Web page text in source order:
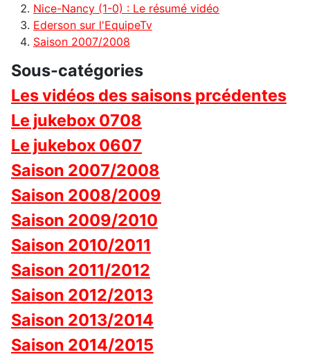
Nice-Nancy (1-0) : Le résumé vidéo
Ederson sur l'EquipeTv
Saison 2007/2008
Sous-catégories
Les vidéos des saisons prcédentes
Le jukebox 0708
Le jukebox 0607
Saison 2007/2008
Saison 2008/2009
Saison 2009/2010
Saison 2010/2011
Saison 2011/2012
Saison 2012/2013
Saison 2013/2014
Saison 2014/2015